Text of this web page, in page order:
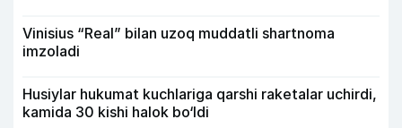
Vinisius “Real” bilan uzoq muddatli shartnoma
imzoladi
Husiylar hukumat kuchlariga qarshi raketalar uchirdi,
kamida 30 kishi halok bo‘ldi